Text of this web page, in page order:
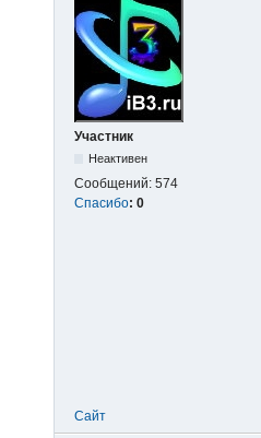
Участник
Неактивен
Сообщений: 574
Спасибо: 0
Сайт